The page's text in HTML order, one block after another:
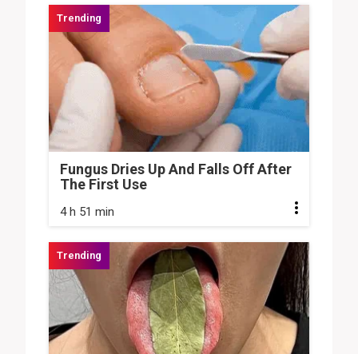
Fungus Dries Up And Falls Off After
The First Use
4 h 51 min